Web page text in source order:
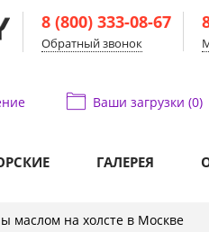
8 (800) 333-08-67
Обратный звонок
Ваши загрузки (0)
ГАЛЕРЕЯ
маслом на холсте в Москве